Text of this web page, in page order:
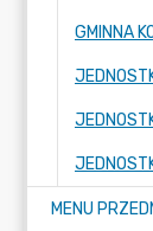
MENU